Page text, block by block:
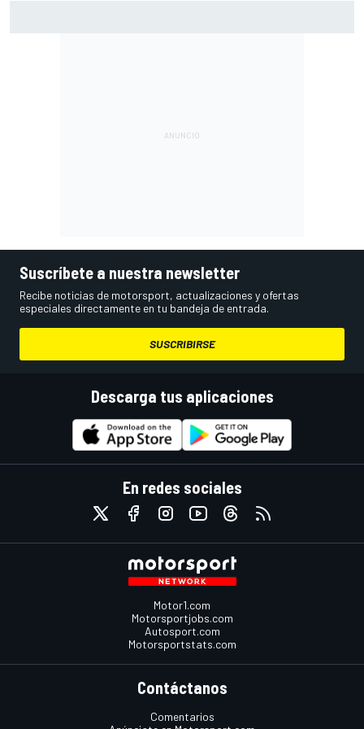
Suscríbete a nuestra newsletter
Recibe noticias de motorsport, actualizaciones y ofertas
especiales directamente en tu bandeja de entrada.
SUSCRIBIRSE
Descarga tus aplicaciones
En redes sociales
Motor1.com
Motorsportjobs.com
Autosport.com
Motorsportstats.com
Contáctanos
Comentarios